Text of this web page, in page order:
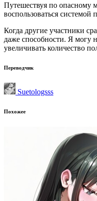
Путешествуя по опасному
воспользоваться системой
Когда другие участники
даже способности. Я могу
увеличивать количество
Переводчик
Suetologsss
Похожее